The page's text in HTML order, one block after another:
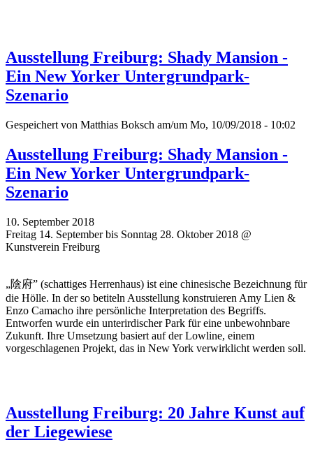
Ausstellung Freiburg: Shady Mansion -
Ein New Yorker Untergrundpark-
Szenario
Gespeichert von Matthias Boksch am/um Mo, 10/09/2018 - 10:02
Ausstellung Freiburg: Shady Mansion -
Ein New Yorker Untergrundpark-
Szenario
10. September 2018
Freitag 14. September bis Sonntag 28. Oktober 2018 @
Kunstverein Freiburg
„陰府” (schattiges Herrenhaus) ist eine chinesische Bezeichnung für
die Hölle. In der so betiteln Ausstellung konstruieren Amy Lien &
Enzo Camacho ihre persönliche Interpretation des Begriffs.
Entworfen wurde ein unterirdischer Park für eine unbewohnbare
Zukunft. Ihre Umsetzung basiert auf der Lowline, einem
vorgeschlagenen Projekt, das in New York verwirklicht werden soll.
Ausstellung Freiburg: 20 Jahre Kunst auf
der Liegewiese